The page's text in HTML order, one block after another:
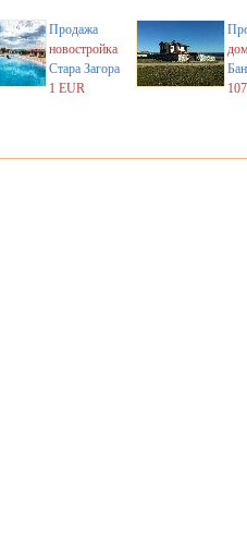
Продажа
новостройка
Стара Загора
1 EUR